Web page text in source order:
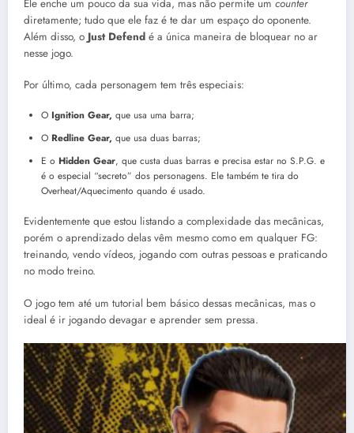
Ele enche um pouco da sua vida, mas não permite um counter
diretamente; tudo que ele faz é te dar um espaço do oponente.
Além disso, o Just Defend é a única maneira de bloquear no ar
nesse jogo.
Por último, cada personagem tem três especiais:
O Ignition Gear, que usa uma barra;
O Redline Gear, que usa duas barras;
E o Hidden Gear, que custa duas barras e precisa estar no S.P.G. e
é o especial “secreto” dos personagens. Ele também te tira do
Overheat/Aquecimento quando é usado.
Evidentemente que estou listando a complexidade das mecânicas,
porém o aprendizado delas vêm mesmo como em qualquer FG:
treinando, vendo vídeos, jogando com outras pessoas e praticando
no modo treino.
O jogo tem até um tutorial bem básico dessas mecânicas, mas o
ideal é ir jogando devagar e aprender sem pressa.